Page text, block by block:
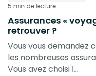
5 min de lecture
Assurances «
retrouver ?
Vous vous demandez
les nombreuses
Vous avez choisi l...